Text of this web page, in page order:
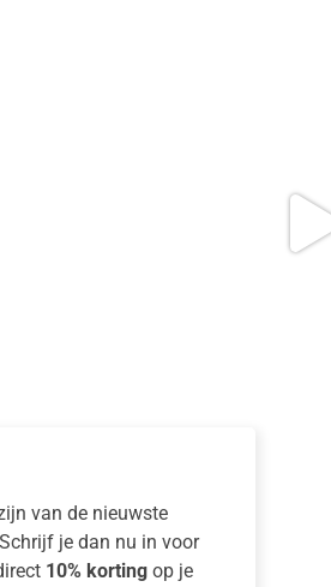
van de nieuwste
je dan nu in voor
10% kortingop je